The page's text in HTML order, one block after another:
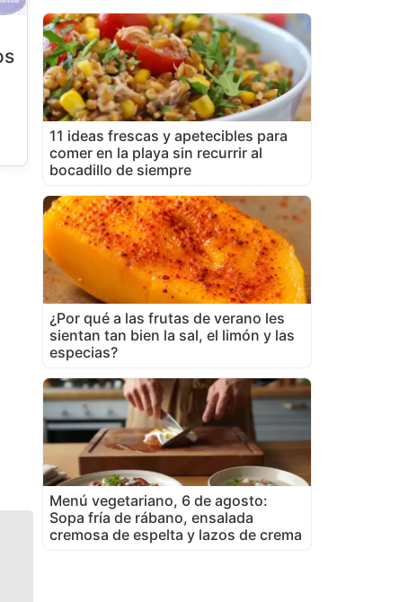
11 ideas frescas y apetecibles para
comer en la playa sin recurrir al
bocadillo de siempre
¿Por qué a las frutas de verano les
sientan tan bien la sal, el limón y las
especias?
Menú vegetariano, 6 de agosto:
Sopa fría de rábano, ensalada
cremosa de espelta y lazos de crema